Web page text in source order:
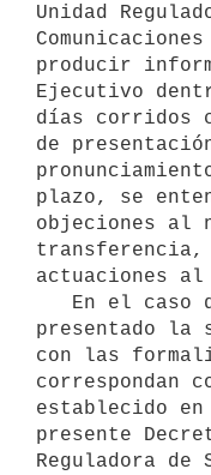
Unidad
producir
Ejecutivo
días corridos
de
plazo, se
objeciones al
transferencia,
actuaciones
presentado la
con las
correspondan
establecido
presente
Reguladora de